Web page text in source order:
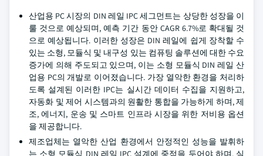
산업용 PC 시장의 DIN 레일 IPC 세그먼트는 상당한 성장을 이
룰 것으로 예상되며, 예측 기간 동안 CAGR 6.7%로 확대될 것
으로 예상됩니다. 이러한 성장은 DIN 레일에 쉽게 장착할 수
있는 소형, 모듈식 및 내구성 있는 컴퓨팅 솔루션에 대한 수요
증가에 의해 주도되고 있으며, 이는 소형 모듈식 DIN 레일 산
업용 PC의 개발로 이어졌습니다. 가장 열악한 환경을 처리하
도록 설계된 이러한 IPC는 실시간 데이터 수집을 지원하고,
자동화 및 제어 시스템과의 원활한 통합을 가능하게 하며, 제
조, 에너지, 운송 및 스마트 인프라 시장을 위한 저비용 옵션
을 제공합니다.
제조업체는 열악한 산업 환경에서 안정적인 성능을 발휘하
는 소형 모듈식 DIN 레일 IPC 설계에 중점을 두어야 하며, 실